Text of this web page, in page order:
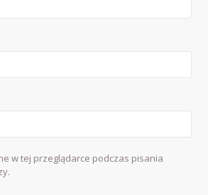
w tej przeglądarce podczas pisania